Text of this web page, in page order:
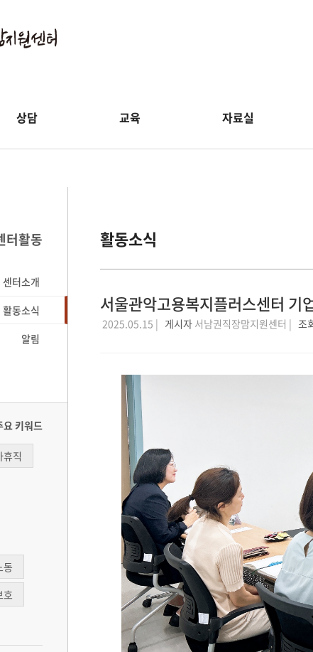
상담 교육 자료실
터활동
센터소개
활동소식
알림
요 키워드
휴직
동
호
활동소식
서울관악고용복지플러스센터 기
2025.05.15 | 게시자서남권직장맘지원센터 | 조